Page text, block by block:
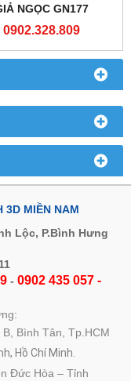
NGỌC GN177
0902.328.809
3D MIỀN NAM
Lộc, P.Bình Hưng
- 0902 435 057 -
Bình Tân, Tp.HCM
Hồ Chí Minh.
Đức Hòa – Tỉnh